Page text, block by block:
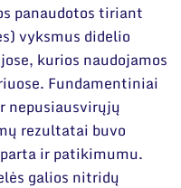
panaudotos tiriant
vyksmus didelio
kurios naudojamos
Fundamentiniai
rezultatai buvo
ir patikimumu.
galios nitridų